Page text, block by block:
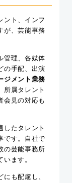
ント、インフ
が、芸能事務
管理、各媒体
の手配、出演
ジメント業務
所属タレント
会見の対応も
したタレント
です。自社で
の芸能事務所
ます。
も配慮し、